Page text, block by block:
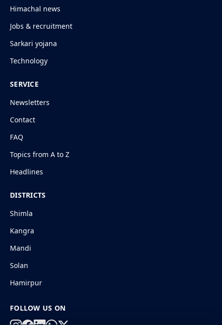
Himachal news
Jobs & recruitment
Sarkari yojana
Technology
SERVICE
Newsletters
Contact
FAQ
Topics from A to Z
Headlines
DISTRICTS
Shimla
Kangra
Mandi
Solan
Hamirpur
FOLLOW US ON